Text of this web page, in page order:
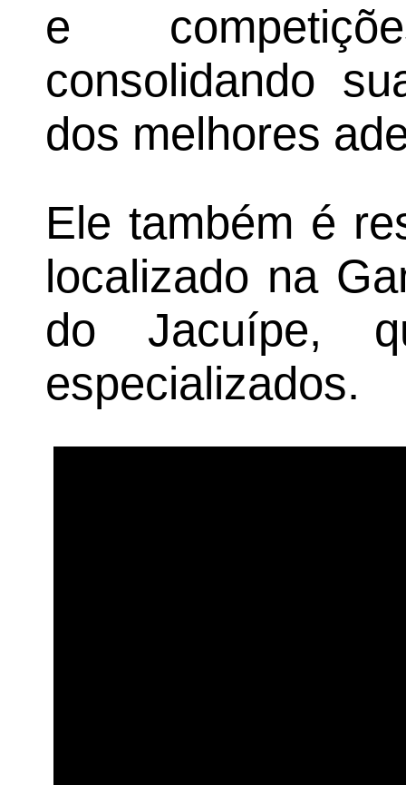
e
consolidando
dos melhores
Ele também é
localizado na
do Jacuípe,
especializados.